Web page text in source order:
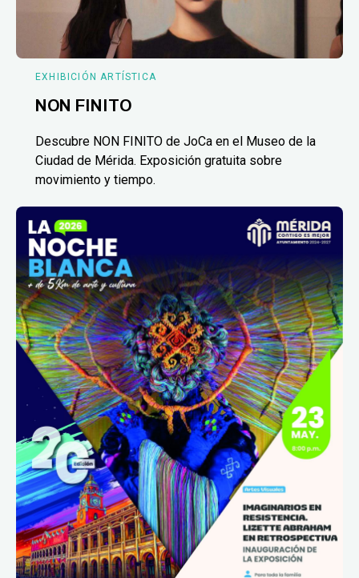
EXHIBICIÓN ARTÍSTICA
NON FINITO
Descubre NON FINITO de JoCa en el Museo de la
Ciudad de Mérida. Exposición gratuita sobre
movimiento y tiempo.